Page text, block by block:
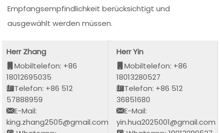
Empfangsempfindlichkeit berücksichtigt und
ausgewählt werden müssen.
Herr Zhang
Mobiltelefon: +86
18012695035
Telefon: +86 512
57888959
E-Mail:
king.zhang2505@gmail.com
Herr Yin
Mobiltelefon: +86
18013280527
Telefon: +86 512
36851680
E-Mail:
yin.hua2025001@gmail.com